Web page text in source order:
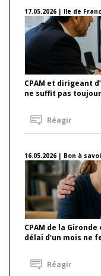
17.05.2026 | Ile de
CPAM et dirigeant
ne suffit pas
Réagir
16.05.2026 | Bon à
CPAM de la
délai d’un mois ne
Réagir